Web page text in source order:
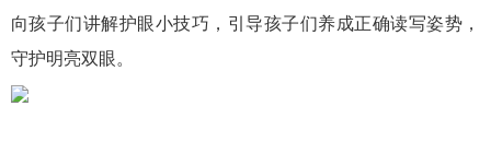
向孩子们讲解护眼小技巧，引导孩子们养成正确读写姿势，
守护明亮双眼。